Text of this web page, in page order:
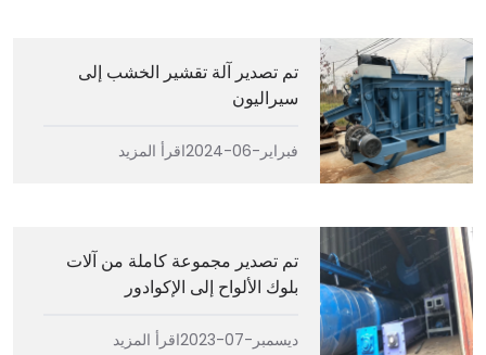
تم تصدير آلة تقشير الخشب إلى
سيراليون
فبراير-06-2024 اقرأ المزيد
تم تصدير مجموعة كاملة من آلات
بلوك الألواح إلى الإكوادور
ديسمبر-07-2023 اقرأ المزيد